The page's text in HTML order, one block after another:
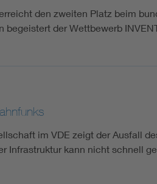
den zweiten Platz beim
begeistert der Wettbewerb
im VDE zeigt der Ausfall
Infrastruktur kann nicht schnell